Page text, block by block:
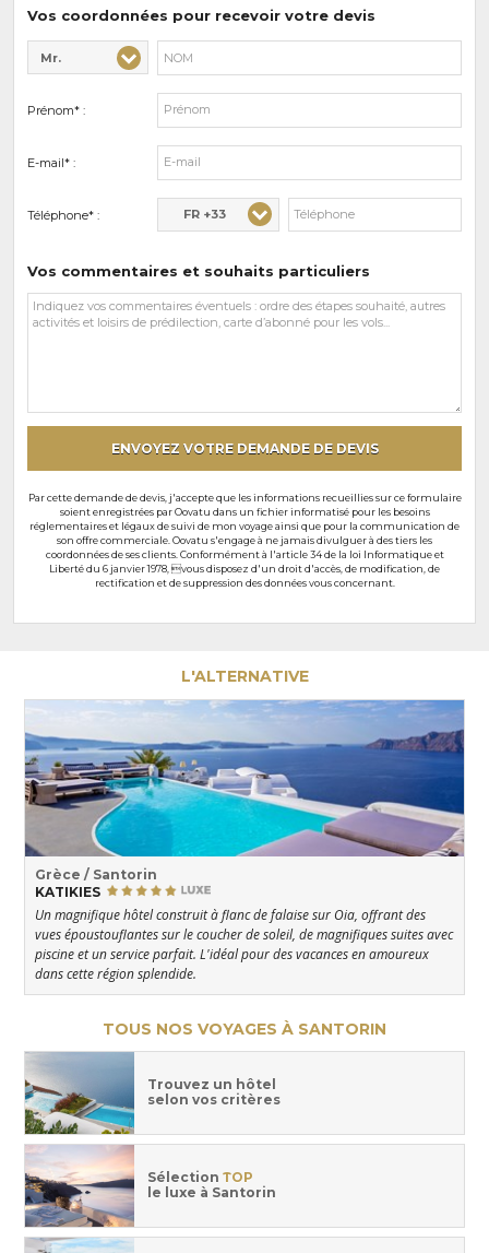
Vos coordonnées pour recevoir votre devis
Civilité* :
Mr.
Nom* :
Prénom* :
E-mail* :
Téléphone* : FR +33
Vos commentaires et souhaits particuliers
Vos
commentaires
ENVOYEZ VOTRE DEMANDE DE DEVIS
Par cette demande de devis, j'accepte que les informations recueillies sur ce formulaire
soient enregistrées par Oovatu dans un fichier informatisé pour les besoins
réglementaires et légaux de suivi de mon voyage ainsi que pour la communication de
son offre commerciale. Oovatu s'engage à ne jamais divulguer à des tiers les
coordonnées de ses clients. Conformément à l'article 34 de la loi Informatique et
Liberté du 6 janvier 1978, vous disposez d'un droit d'accès, de modification, de
rectification et de suppression des données vous concernant.
L'ALTERNATIVE
Grèce / Santorin
KATIKIES
Un magnifique hôtel construit à flanc de falaise sur Oia, offrant des
vues époustouflantes sur le coucher de soleil, de magnifiques suites avec
piscine et un service parfait. L'idéal pour des vacances en amoureux
dans cette région splendide.
TOUS NOS VOYAGES À SANTORIN
Trouvez un hôtel
selon vos critères
Sélection TOP
le luxe à Santorin